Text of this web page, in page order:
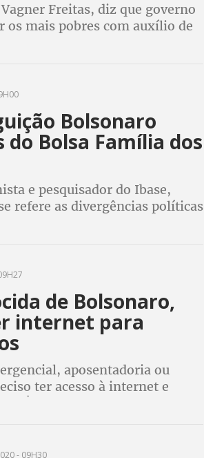
Freitas, diz que governo
os mais pobres com auxílio de
Bolsonaro
Bolsa Família dos
e pesquisador do Ibase,
refere as divergências políticas
de Bolsonaro,
internet para
aposentadoria ou
ter acesso à internet e
- 09H30